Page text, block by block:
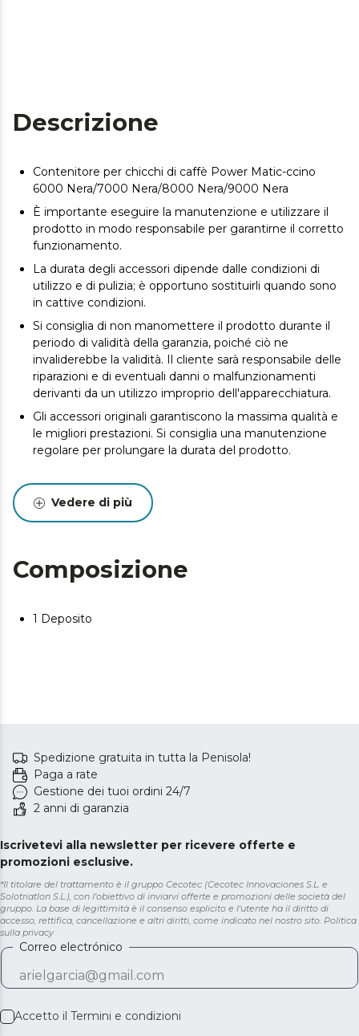
Descrizione
Contenitore per chicchi di caffè Power Matic-ccino
6000 Nera/7000 Nera/8000 Nera/9000 Nera
È importante eseguire la manutenzione e utilizzare il
prodotto in modo responsabile per garantirne il corretto
funzionamento.
La durata degli accessori dipende dalle condizioni di
utilizzo e di pulizia; è opportuno sostituirli quando sono
in cattive condizioni.
Si consiglia di non manomettere il prodotto durante il
periodo di validità della garanzia, poiché ciò ne
invaliderebbe la validità. Il cliente sarà responsabile delle
riparazioni e di eventuali danni o malfunzionamenti
derivanti da un utilizzo improprio dell'apparecchiatura.
Gli accessori originali garantiscono la massima qualità e
le migliori prestazioni. Si consiglia una manutenzione
regolare per prolungare la durata del prodotto.
Vedere di più
Composizione
1 Deposito
Spedizione gratuita in tutta la Penisola!
Paga a rate
Gestione dei tuoi ordini 24/7
2 anni di garanzia
Iscrivetevi alla newsletter per ricevere offerte e
promozioni esclusive.
*Il titolare del trattamento è il gruppo Cecotec (Cecotec Innovaciones S.L. e
Solotriatlon S.L.), con l'obiettivo di inviarvi offerte e promozioni delle società del
gruppo. La base di legittimità è il consenso esplicito e l'utente ha il diritto di
accesso, rettifica, cancellazione e altri diritti, come indicato nel nostro sito. Politica
sulla privacy
Correo electrónico
Accetto il Termini e condizioni